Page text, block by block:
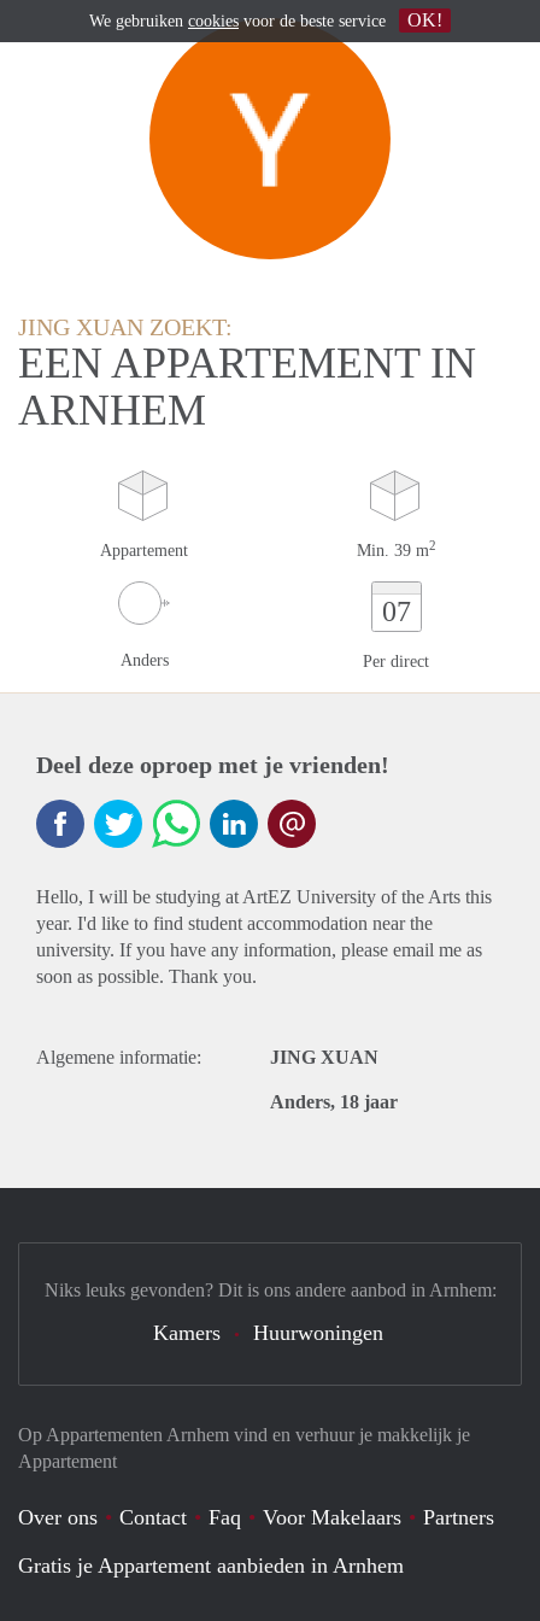
JING XUAN ZOEKT:
EEN APPARTEMENT IN
ARNHEM
Appartement Min. 39 m2
Anders
07
Per direct
Deel deze oproep met je vrienden!
Hello, I will be studying at ArtEZ University of the Arts this
year. I'd like to find student accommodation near the
university. If you have any information, please email me as
soon as possible. Thank you.
Algemene informatie: JING XUAN
Anders, 18 jaar
Op Appartementen Arnhem vind en verhuur je makkelijk je
Appartement
Over ons Contact Faq Voor Makelaars
Partners
Gratis je Appartement aanbieden in Arnhem
Niks leuks gevonden? Dit is ons andere aanbod in Arnhem:
Kamers Huurwoningen
We gebruiken cookiesvoor de beste service OK!